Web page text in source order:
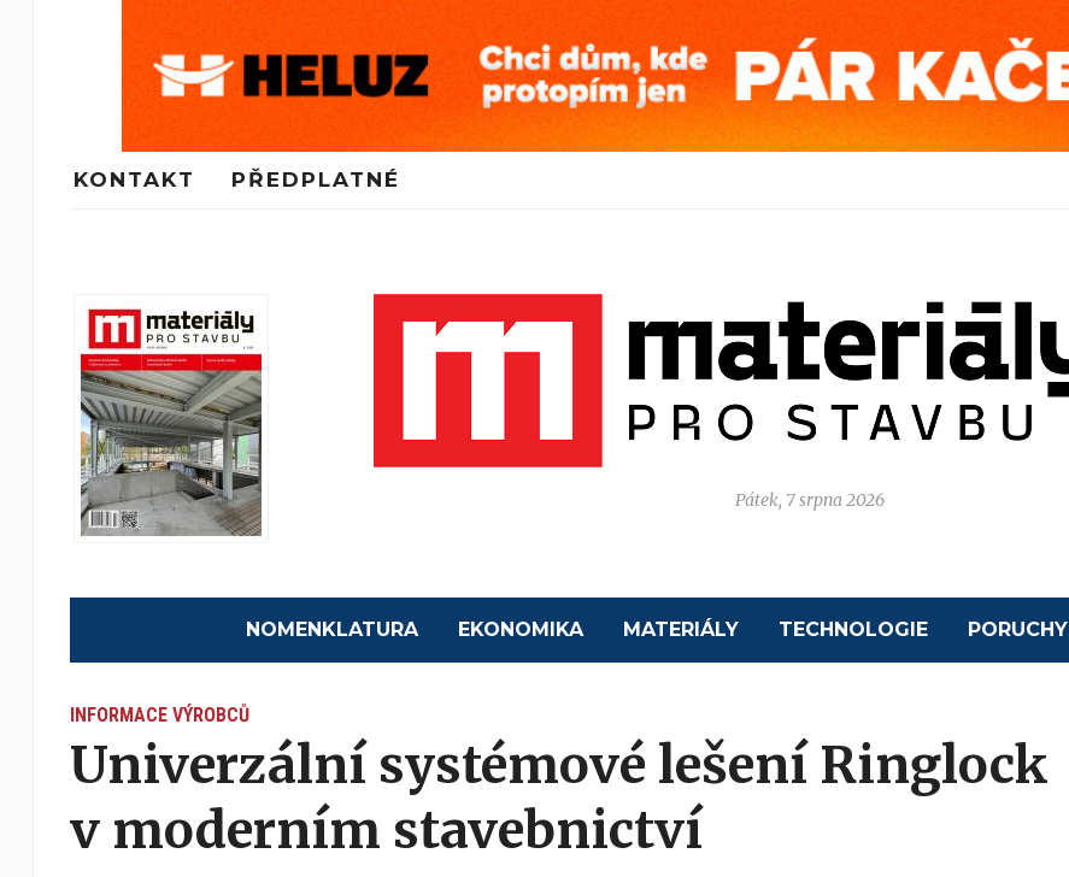
KONTAKT PŘEDPLATNÉ
Pátek, 7 srpna 2026
NOMENKLATURA EKONOMIKA MATERIÁLY TECHNOLOGIE PORUCHY
INFORMACE VÝROBCŮ
Univerzální systémové lešení Ringlock
v moderním stavebnictví